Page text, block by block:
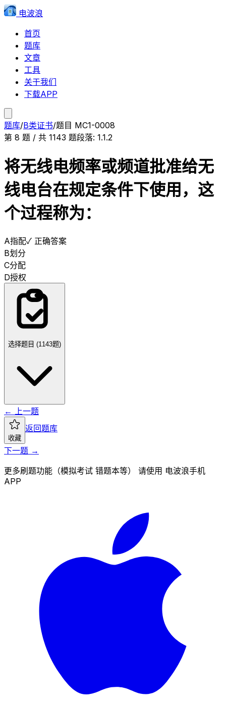
电波浪
首页
题库
文章
工具
关于我们
下载APP
题库/B类证书/题目 MC1-0008
第 8 题 / 共 1143 题段落: 1.1.2
将无线电频率或频道批准给无
线电台在规定条件下使用，这
个过程称为：
A指配✓ 正确答案
B划分
C分配
D授权
选择题目 (1143题)
← 上一题
收藏
返回题库
下一题 →
更多刷题功能（模拟考试 错题本等） 请使用 电波浪手机
APP